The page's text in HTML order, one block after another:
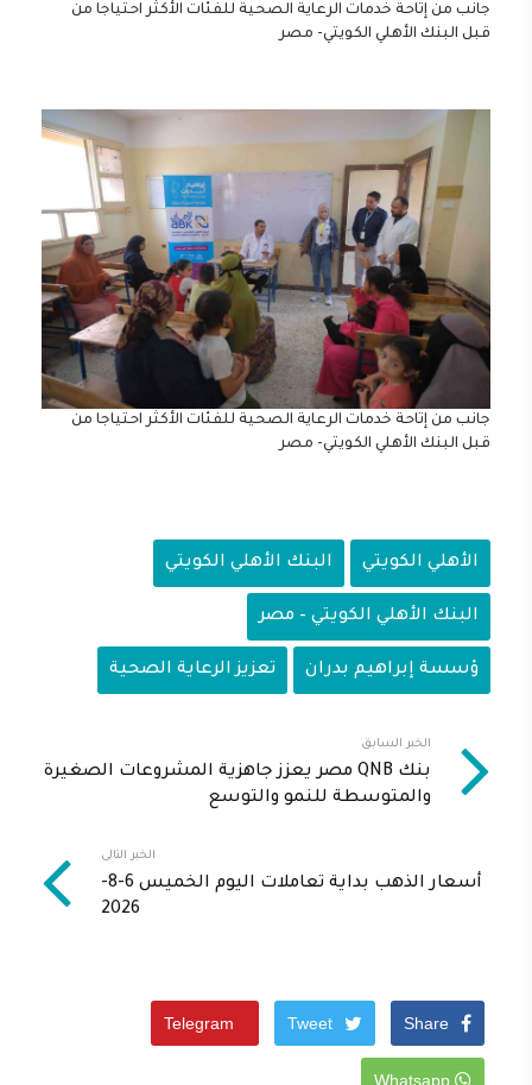
جانب من إتاحة خدمات الرعاية الصحية للفئات الأكثر احتياجا من
قبل البنك الأهلي الكويتي- مصر
جانب من إتاحة خدمات الرعاية الصحية للفئات الأكثر احتياجا من
قبل البنك الأهلي الكويتي- مصر
الأهلي الكويتي البنك الأهلي الكويتي
البنك الأهلي الكويتي – مصر
ؤسسة إبراهيم بدران تعزيز الرعاية الصحية
الخبر السابق
بنك QNB مصر يعزز جاهزية المشروعات الصغيرة
والمتوسطة للنمو والتوسع
الخبر التالى
أسعار الذهب بداية تعاملات اليوم الخميس 6-8-
2026